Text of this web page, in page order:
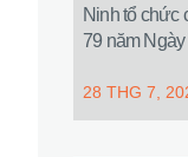
Ninh tổ chức
79 năm
28 THG 7,